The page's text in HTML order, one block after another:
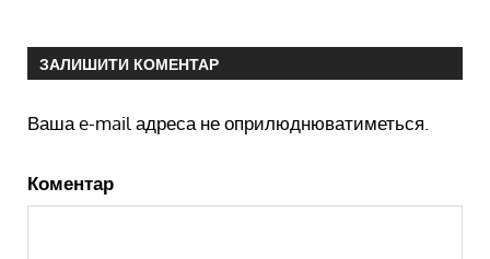
ЗАЛИШИТИ КОМЕНТАР
Ваша e-mail адреса не оприлюднюватиметься.
Коментар